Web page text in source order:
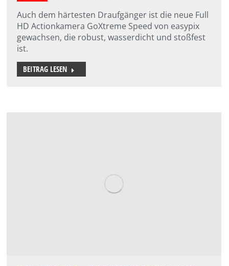
Auch dem härtesten Draufgänger ist die neue Full
HD Actionkamera GoXtreme Speed von easypix
gewachsen, die robust, wasserdicht und stoßfest
ist.
BEITRAG LESEN